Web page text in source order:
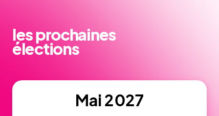
les prochaines
élections
Mai 2027